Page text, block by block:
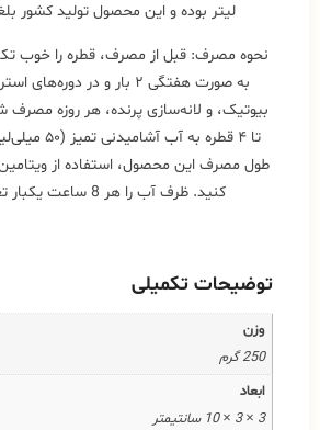
لیتر بوده و این محصول تولید کشور
نحوه مصرف: قبل از مصرف، قطره را خوب
به صورت هفتگی ۲ بار و در
تا ۴ قطره به
طول مصرف این محصول، استفاده از
کنید. ظرف آب را هر 8 ساعت یکبار تعویض کنید.
توضیحات تکمیلی
وزن
250 گرم
ابعاد
3 × 3 × 10 سانتیمتر